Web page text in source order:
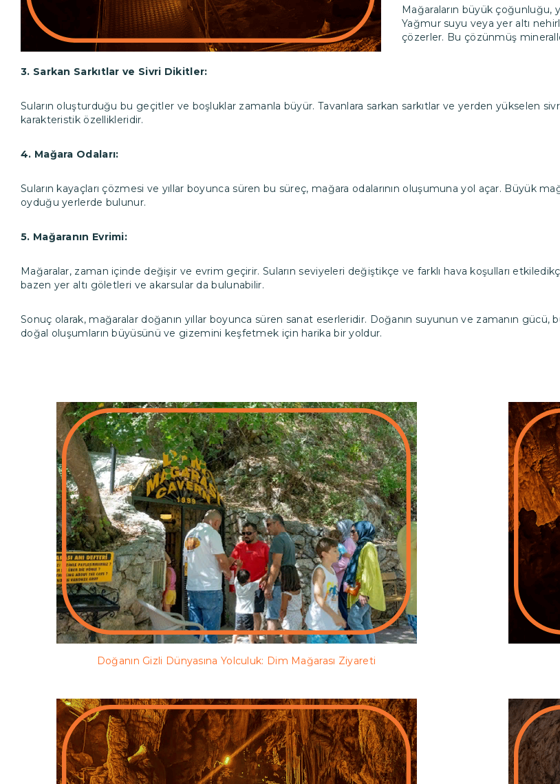
Mağaraların büyük çoğunluğu,
Yağmur suyu veya yer altı
çözerler. Bu çözünmüş
3. Sarkan Sarkıtlar ve Sivri Dikitler:
Suların oluşturduğu bu geçitler ve boşluklar zamanla büyür. Tavanlara sarkan sarkıtlar ve yerden yükselen
karakteristik özellikleridir.
4. Mağara Odaları:
Suların kayaçları çözmesi ve yıllar boyunca süren bu süreç, mağara odalarının oluşumuna yol açar. Büyük
oyduğu yerlerde bulunur.
5. Mağaranın Evrimi:
Mağaralar, zaman içinde değişir ve evrim geçirir. Suların seviyeleri değiştikçe ve farklı hava koşulları
bazen yer altı göletleri ve akarsular da bulunabilir.
Sonuç olarak, mağaralar doğanın yıllar boyunca süren sanat eserleridir. Doğanın suyunun ve zamanın gücü,
doğal oluşumların büyüsünü ve gizemini keşfetmek için harika bir yoldur.
Doğanın Gizli Dünyasına Yolculuk: Dim Mağarası Ziyareti